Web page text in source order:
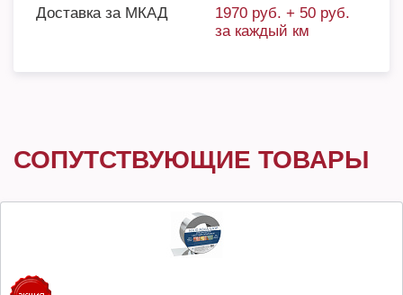
Доставка за МКАД
1970 руб. + 50 руб.
за каждый км
СОПУТСТВУЮЩИЕ ТОВАРЫ